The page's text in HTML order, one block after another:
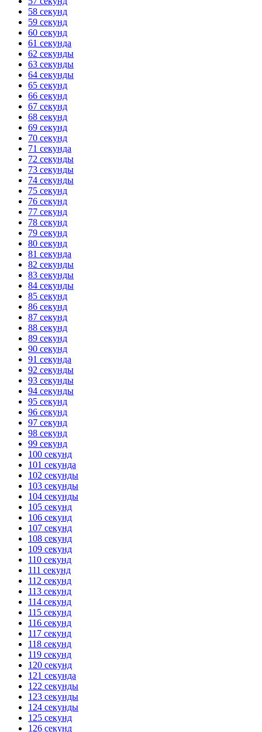
58 секунд
59 секунд
60 секунд
61 секунда
62 секунды
63 секунды
64 секунды
65 секунд
66 секунд
67 секунд
68 секунд
69 секунд
70 секунд
71 секунда
72 секунды
73 секунды
74 секунды
75 секунд
76 секунд
77 секунд
78 секунд
79 секунд
80 секунд
81 секунда
82 секунды
83 секунды
84 секунды
85 секунд
86 секунд
87 секунд
88 секунд
89 секунд
90 секунд
91 секунда
92 секунды
93 секунды
94 секунды
95 секунд
96 секунд
97 секунд
98 секунд
99 секунд
100 секунд
101 секунда
102 секунды
103 секунды
104 секунды
105 секунд
106 секунд
107 секунд
108 секунд
109 секунд
110 секунд
111 секунд
112 секунд
113 секунд
114 секунд
115 секунд
116 секунд
117 секунд
118 секунд
119 секунд
120 секунд
121 секунда
122 секунды
123 секунды
124 секунды
125 секунд
126 секунд